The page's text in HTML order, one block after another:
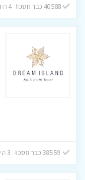
40588 כבר חסכו! 4 היום